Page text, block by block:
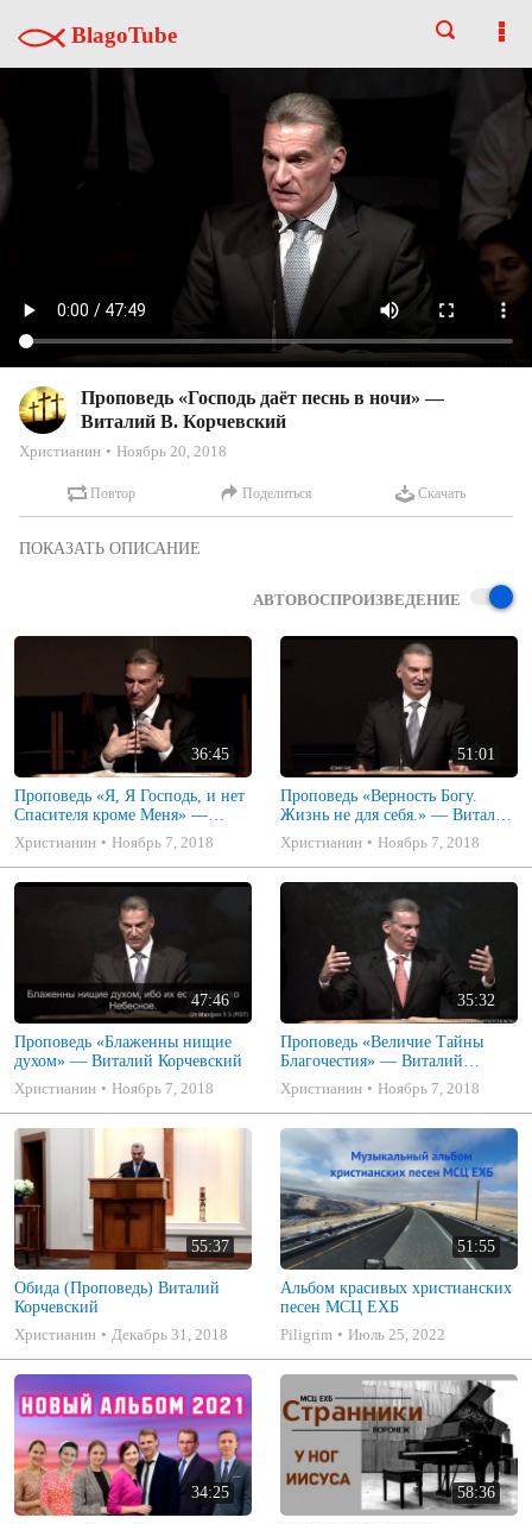
BlagoTube
Проповедь «Господь даёт песнь в ночи» —
Виталий В. Корчевский
Христианин Ноябрь 20, 2018
Повтор Поделиться Скачать
12 ноября 2016 года
АВТОВОСПРОИЗВЕДЕНИЕ
36:45
Проповедь «Я, Я Господь, и нет
Спасителя кроме Меня» —
Виталий Корчевский
Христианин Ноябрь 7, 2018
51:01
Проповедь «Верность Богу.
Жизнь не для себя.» — Виталий
Корчевский
Христианин Ноябрь 7, 2018
47:46
Проповедь «Блаженны нищие
духом» — Виталий Корчевский
Христианин
Ноябрь 7, 2018
35:32
Проповедь «Величие Тайны
Благочестия» — Виталий
Корчевский
Христианин Ноябрь 7, 2018
55:37
Обида (Проповедь) Виталий
Корчевский
Христианин
Декабрь 31, 2018
51:55
Альбом красивых христианских
песен МСЦ ЕХБ
Piligrim
Июль 25, 2022
34:25 58:36